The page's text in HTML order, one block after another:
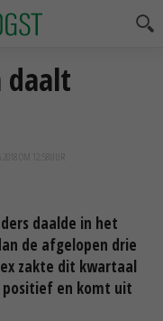
daalt
2018 OM 12:58
daalde in het
de afgelopen drie
zakte dit kwartaal
en komt uit